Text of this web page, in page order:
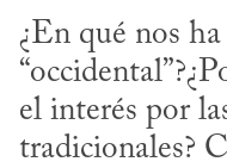
¿En qué nos
el interés por
tradicionales?